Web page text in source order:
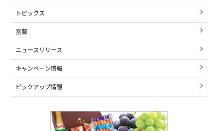
トピックス
営農
ニュースリリース
キャンペーン情報
ピックアップ情報